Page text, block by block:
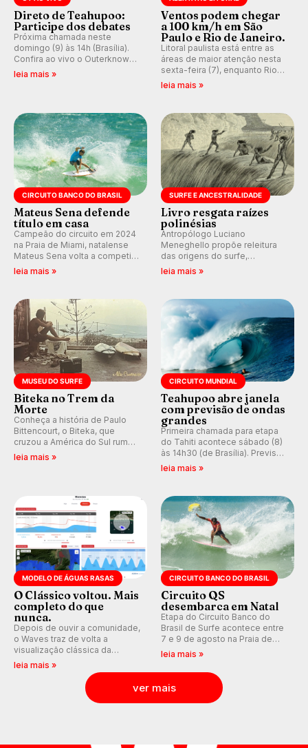
Direto de Teahupoo:
Participe dos debates
Próxima chamada neste
domingo (9) às 14h (Brasília).
Confira ao vivo o Outerknown
Tahiti Pro 2026 e participe dos
leia mais »
Ventos podem chegar
a 100 km/h em São
Paulo e Rio de Janeiro.
Litoral paulista está entre as
áreas de maior atenção nesta
sexta-feira (7), enquanto Rio
de Janeiro também recebe
km/h em Itanhaém.
leia mais »
CIRCUITO BANCO DO BRASIL
Mateus Sena defende
título em casa
Campeão do circuito em 2024
na Praia de Miami, natalense
Mateus Sena volta a competir
em casa em busca de manter a
leia mais »
SURFE E ANCESTRALIDADE
Livro resgata raízes
polinésias
Antropólogo Luciano
Meneghello propõe releitura
das origens do surfe,
resgatando a cultura polinésia
prática em esporte e indústria.
leia mais »
MUSEU DO SURFE
Biteka no Trem da
Morte
Conheça a história de Paulo
Bittencourt, o Biteka, que
cruzou a América do Sul rumo
ao Pacífico em uma jornada
leia mais »
CIRCUITO MUNDIAL
Teahupoo abre janela
com previsão de ondas
grandes
Primeira chamada para etapa
do Tahiti acontece sábado (8)
às 14h30 (de Brasília). Previsão
indica swell consistente.
Kelly Slater convidado.
leia mais »
MODELO DE ÁGUAS RASAS
O Clássico voltou. Mais
completo do que
nunca.
Depois de ouvir a comunidade,
o Waves traz de volta a
visualização clássica da
previsão de águas rasas,
agora integrada à nova
plataforma e com previsão das
ondas para até 16 dias.
leia mais »
CIRCUITO BANCO DO BRASIL
Circuito QS
desembarca em Natal
Etapa do Circuito Banco do
Brasil de Surfe acontece entre
7 e 9 de agosto na Praia de
Miami (RN), em disputas
(QS) 4.000 e pela corrida por
vagas no Challenger Series.
leia mais »
ver mais